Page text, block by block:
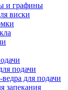
и графины
виски
подачи
для подачи
запекания